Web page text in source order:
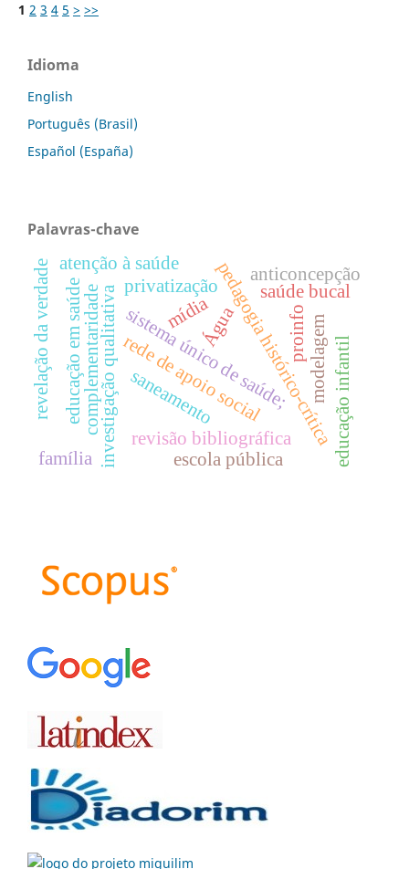
1 2 3 4 5 > >>
Idioma
English
Português (Brasil)
Español (España)
Palavras-chave
investigação qualitativasaneamento
sistema único de saúde;
pedagogia histórico-críticaeducação infantil
revisão bibliográfica
modelagem
privatização
Água
mídia proinfo
escola pública
atenção à saúde anticoncepção
rede de apoio social
complementaridade saúde bucal
revelação da verdade
família
educação em saúde